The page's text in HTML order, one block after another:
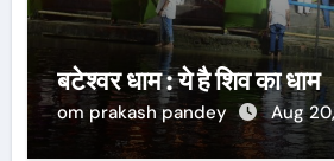
बटेश्वर धाम : ये है शिव का धाम
om prakash pandey Aug